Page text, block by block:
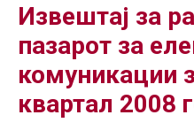
ДОКУМЕНТИ
СПЕКТАР
ТЕЛЕКОМУНИКАЦИИ
Извештај за
пазарот за
комуникации
квартал 2008